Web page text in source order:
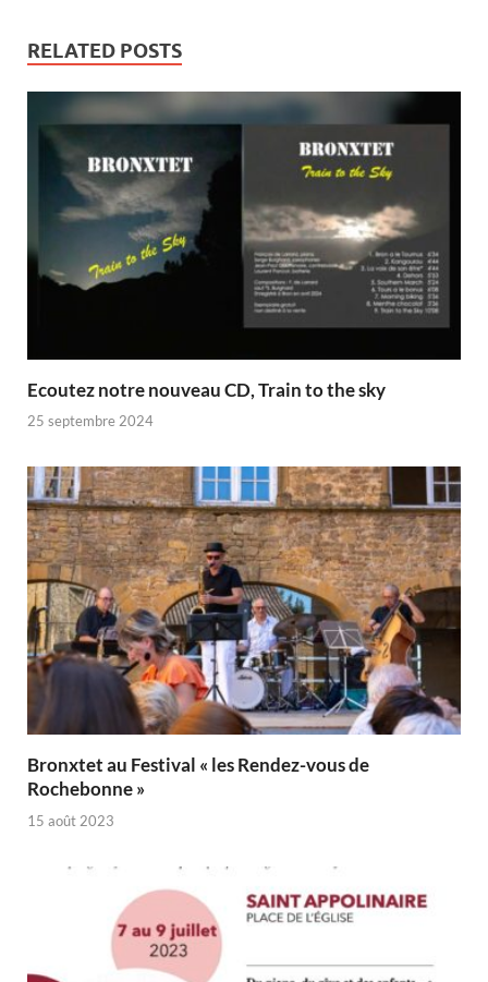
RELATED POSTS
Ecoutez notre nouveau CD, Train to the sky
25 septembre 2024
Bronxtet au Festival « les Rendez-vous de
Rochebonne »
15 août 2023